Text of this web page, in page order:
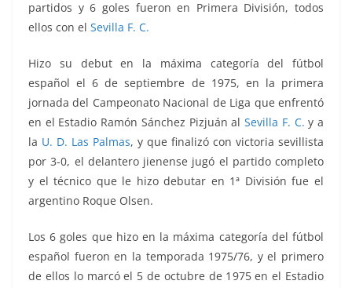
partidos y 6 goles fueron en Primera División, todos
ellos con el Sevilla F. C.
Hizo su debut en la máxima categoría del fútbol
español el 6 de septiembre de 1975, en la primera
jornada del Campeonato Nacional de Liga que enfrentó
en el Estadio Ramón Sánchez Pizjuán alSevilla F. C. y a
la U. D. Las Palmas, y que finalizó con victoria sevillista
por 3-0, el delantero jienense jugó el partido completo
y el técnico que le hizo debutar en 1ª División fue el
argentino Roque Olsen.
Los 6 goles que hizo en la máxima categoría del fútbol
español fueron en la temporada 1975/76, y el primero
de ellos lo marcó el 5 de octubre de 1975 en el Estadio